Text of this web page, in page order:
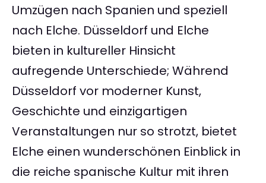
Umzügen nach Spanien und speziell
nach Elche. Düsseldorf und Elche
bieten in kultureller Hinsicht
aufregende Unterschiede; Während
Düsseldorf vor moderner Kunst,
Geschichte und einzigartigen
Veranstaltungen nur so strotzt, bietet
Elche einen wunderschönen Einblick in
die reiche spanische Kultur mit ihren